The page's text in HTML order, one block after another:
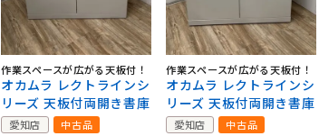
作業スペースが広がる天板付！
オカムラ レクトラインシ
リーズ 天板付両開き書庫
愛知店
中古品
作業スペースが広がる天板付！
オカムラ レクトラインシ
リーズ 天板付両開き書庫
愛知店
中古品